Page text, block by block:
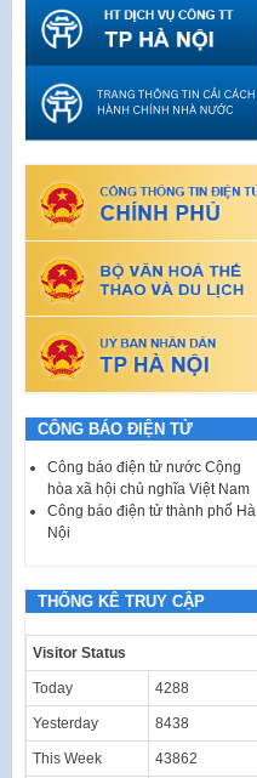
CÔNG BÁO ĐIỆN TỬ
Công báo điện tử nước Cộng
hòa xã hội chủ nghĩa Việt Nam
Công báo điện tử thành phố Hà
Nội
THỐNG KÊ TRUY CẬP
Visitor Status
Today 4288
Yesterday 8438
This Week 43862